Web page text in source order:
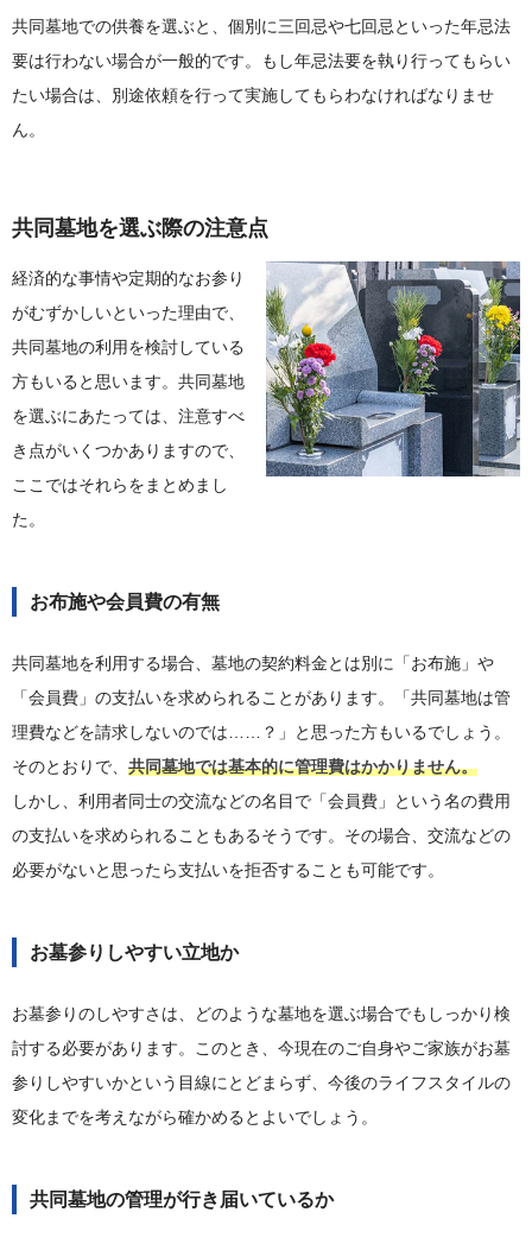
共同墓地での供養を選ぶと、個別に三回忌や七回忌といった年忌法
要は行わない場合が一般的です。もし年忌法要を執り行ってもらい
たい場合は、別途依頼を行って実施してもらわなければなりませ
ん。
共同墓地を選ぶ際の注意点
経済的な事情や定期的なお参り
がむずかしいといった理由で、
共同墓地の利用を検討している
方もいると思います。共同墓地
を選ぶにあたっては、注意すべ
き点がいくつかありますので、
ここではそれらをまとめまし
た。
お布施や会員費の有無
共同墓地を利用する場合、墓地の契約料金とは別に「お布施」や
「会員費」の支払いを求められることがあります。「共同墓地は管
理費などを請求しないのでは……？」と思った方もいるでしょう。
そのとおりで、 共同墓地では基本的に管理費はかかりません。
しかし、利用者同士の交流などの名目で「会員費」という名の費用
の支払いを求められることもあるそうです。その場合、交流などの
必要がないと思ったら支払いを拒否することも可能です。
お墓参りしやすい立地か
お墓参りのしやすさは、どのような墓地を選ぶ場合でもしっかり検
討する必要があります。このとき、今現在のご自身やご家族がお墓
参りしやすいかという目線にとどまらず、今後のライフスタイルの
変化までを考えながら確かめるとよいでしょう。
共同墓地の管理が行き届いているか